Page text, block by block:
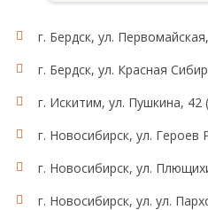
г. Бердск, ул.
г. Бердск, ул. Красная
г. Искитим, ул. Пушкина, 42
г. Новосибирск, ул. Героев
г. Новосибирск, ул.
г. Новосибирск, ул. ул.